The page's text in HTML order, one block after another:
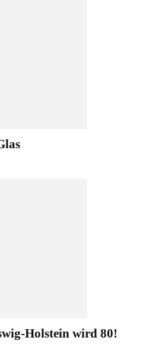
Holstein wird 80!